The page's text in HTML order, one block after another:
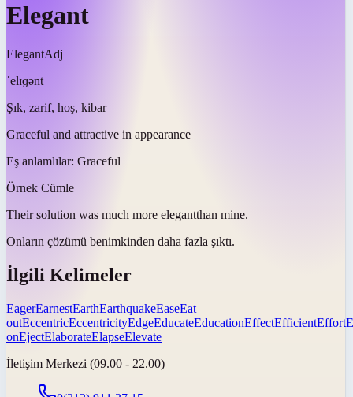
Elegant
ElegantAdj
ˈelɪɡənt
Şık, zarif, hoş, kibar
Graceful and attractive in appearance
Eş anlamlılar: Graceful
Örnek Cümle
Their solution was much more elegantthan mine.
Onların çözümü benimkinden daha fazla şıktı.
İlgili Kelimeler
EagerEarnestEarthEarthquakeEaseEat
outEccentricEccentricityEdgeEducateEducationEffectEfficientEffort
onEjectElaborateElapseElevate
İletişim Merkezi (09.00 - 22.00)